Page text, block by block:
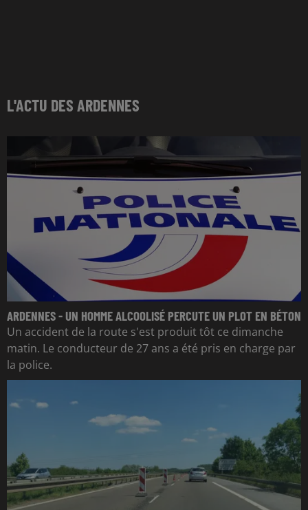
L'ACTU DES ARDENNES
ARDENNES - UN HOMME ALCOOLISÉ PERCUTE UN PLOT EN BÉTON
Un accident de la route s'est produit tôt ce dimanche
matin. Le conducteur de 27 ans a été pris en charge par
la police.